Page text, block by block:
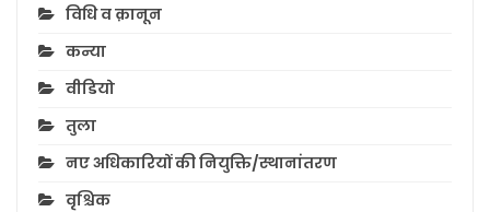
विधि व क़ानून
कन्या
वीडियो
तुला
नए अधिकारियों की नियुक्ति/स्थानांतरण
वृश्चिक